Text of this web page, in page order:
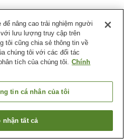
Xông hơi
Lounge
Thành phố Ueda
trống
nâng cao trải nghiệm người
lưu lượng truy cập trên
tôi cũng chia sẻ thông tin về
chúng tôi với các đối tác
tích của chúng tôi. Chính
tin cá nhân của tôi
nhận tất cả